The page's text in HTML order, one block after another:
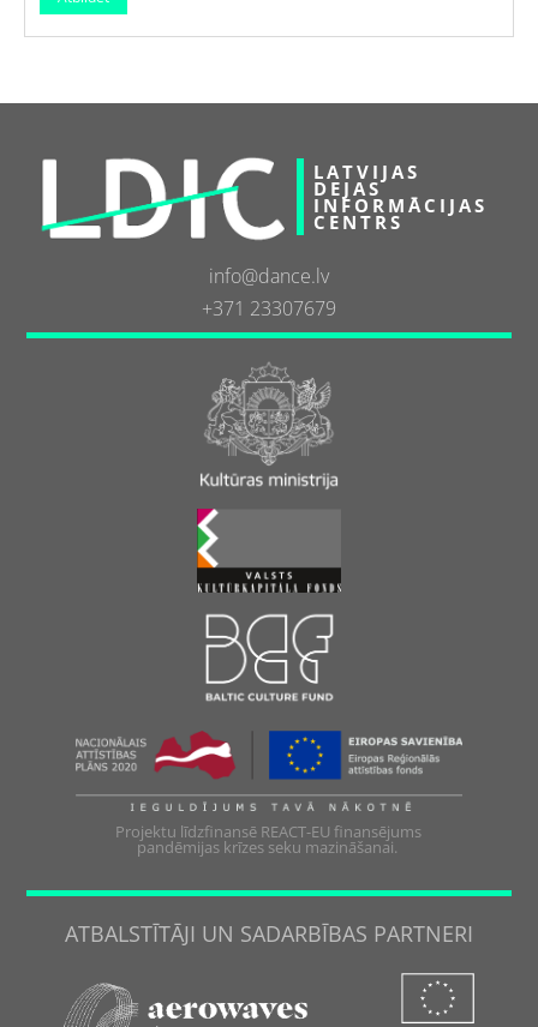
LATVIJAS
DEJAS
INFORMĀCIJAS
CENTRS
info@dance.lv
+371 23307679
Projektu līdzfinansē REACT-EU finansējums
pandēmijas krīzes seku mazināšanai.
ATBALSTĪTĀJI UN SADARBĪBAS PARTNERI